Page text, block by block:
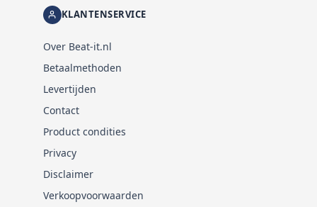
KLANTENSERVICE
Over Beat-it.nl
Betaalmethoden
Levertijden
Contact
Product condities
Privacy
Disclaimer
Verkoopvoorwaarden